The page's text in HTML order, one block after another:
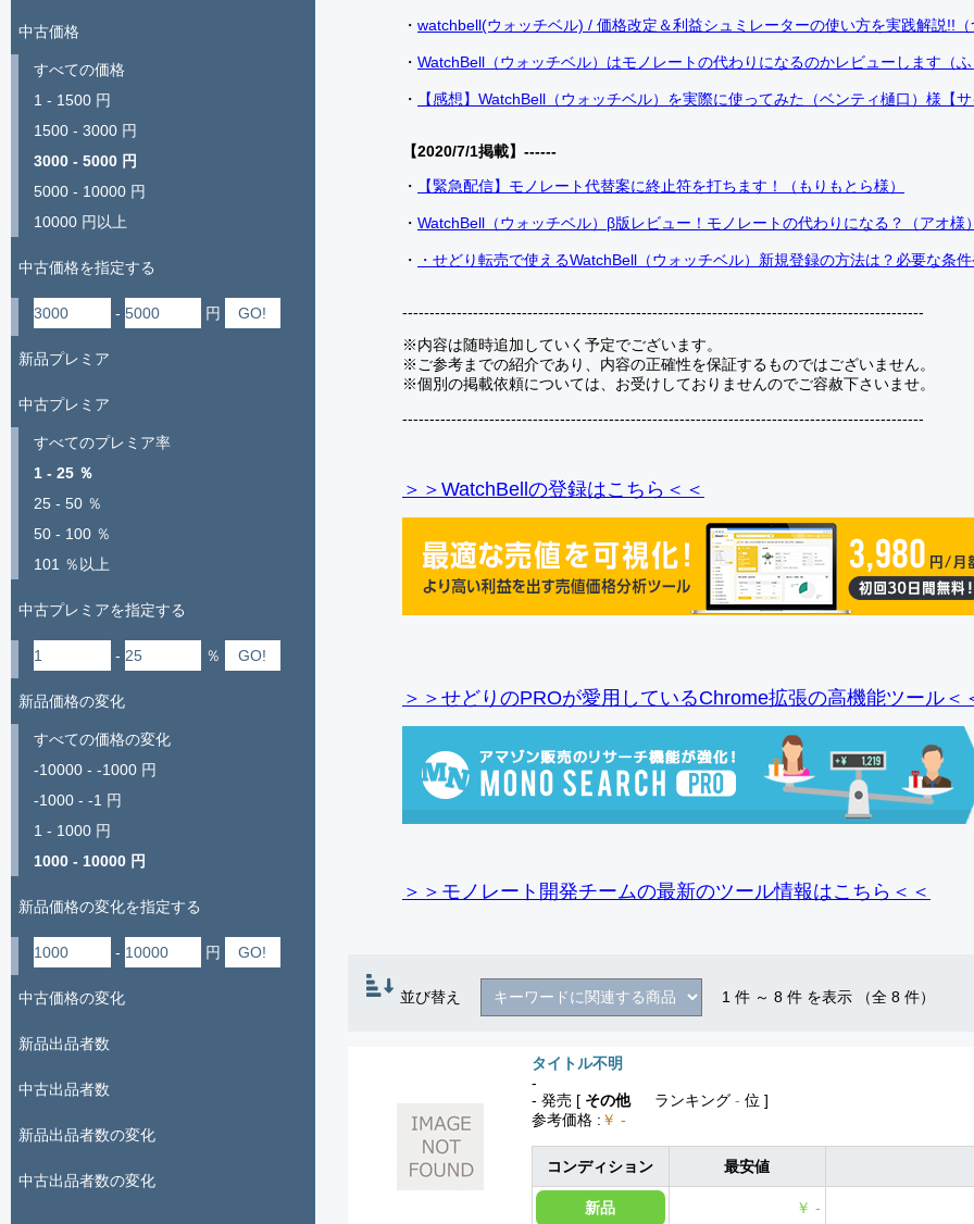
・ watchbell(ウォッチベル) / 価格改定＆利益シュミレーターの使い方を実践解説!!
・ WatchBell（ウォッチベル）はモノレートの代わりになるのかレビューします（
・ 【感想】WatchBell（ウォッチベル）を実際に使ってみた（ベンティ樋口）様【
【2020/7/1掲載】------
・
【緊急配信】モノレート代替案に終止符を打ちます！（もりもとら様）
・ WatchBell（ウォッチベル）β版レビュー！モノレートの代わりになる？（アオ様
・ ・せどり転売で使えるWatchBell（ウォッチベル）新規登録の方法は？必要な条
------------------------------------------------------------------------------------------------
※内容は随時追加していく予定でございます。
※ご参考までの紹介であり、内容の正確性を保証するものではございません。
※個別の掲載依頼については、お受けしておりませんのでご容赦下さいませ。
------------------------------------------------------------------------------------------------
＞＞WatchBellの登録はこちら＜＜
＞＞せどりのPROが愛用しているChrome拡張の高機能ツール＜
＞＞モノレート開発チームの最新のツール情報はこちら＜＜
並び替え 1 件 ～ 8 件 を表示 （全 8 件）
タイトル不明
-
- 発売 [ その他 ランキング - 位 ]
参考価格 : ￥ -
コンディション 最安値
新品 ￥ -
中古価格
すべての価格
1 - 1500 円
1500 - 3000 円
3000 - 5000 円
5000 - 10000 円
10000 円以上
中古価格を指定する
- 円
新品プレミア
中古プレミア
すべてのプレミア率
1 - 25 ％
25 - 50 ％
50 - 100 ％
101 ％以上
中古プレミアを指定する
- ％
新品価格の変化
すべての価格の変化
-10000 - -1000 円
-1000 - -1 円
1 - 1000 円
1000 - 10000 円
新品価格の変化を指定する
- 円
中古価格の変化
新品出品者数
中古出品者数
新品出品者数の変化
中古出品者数の変化